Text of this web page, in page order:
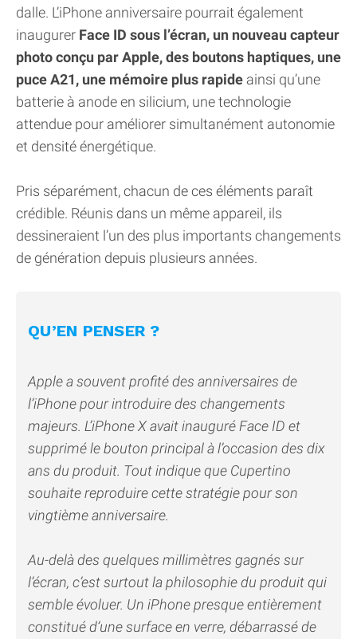
dalle. L’iPhone anniversaire pourrait également
inaugurer Face ID sous l’écran, un nouveau capteur
photo conçu par Apple, des boutons haptiques, une
puce A21, une mémoire plus rapide ainsi qu’une
batterie à anode en silicium, une technologie
attendue pour améliorer simultanément autonomie
et densité énergétique.
Pris séparément, chacun de ces éléments paraît
crédible. Réunis dans un même appareil, ils
dessineraient l’un des plus importants changements
de génération depuis plusieurs années.
QU’EN PENSER ?
Apple a souvent profité des anniversaires de
l’iPhone pour introduire des changements
majeurs. L’iPhone X avait inauguré Face ID et
supprimé le bouton principal à l’occasion des dix
ans du produit. Tout indique que Cupertino
souhaite reproduire cette stratégie pour son
vingtième anniversaire.
Au-delà des quelques millimètres gagnés sur
l’écran, c’est surtout la philosophie du produit qui
semble évoluer. Un iPhone presque entièrement
constitué d’une surface en verre, débarrassé de